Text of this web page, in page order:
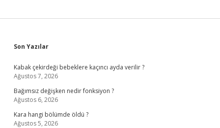
Sidebar
Son Yazılar
Kabak çekirdeği bebeklere kaçıncı ayda verilir ?
Ağustos 7, 2026
Bağımsız değişken nedir fonksiyon ?
Ağustos 6, 2026
Kara hangi bölümde öldü ?
Ağustos 5, 2026